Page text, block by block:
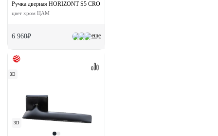
еще
Ручка дверная HORIZONT S5 CRO раздельная на квадратной розетке
цвет хром ЦАМ
6 960₽
3D
3D